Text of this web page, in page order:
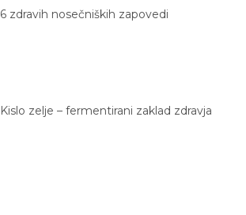
6 zdravih nosečniških zapovedi
Kislo zelje – fermentirani zaklad zdravja